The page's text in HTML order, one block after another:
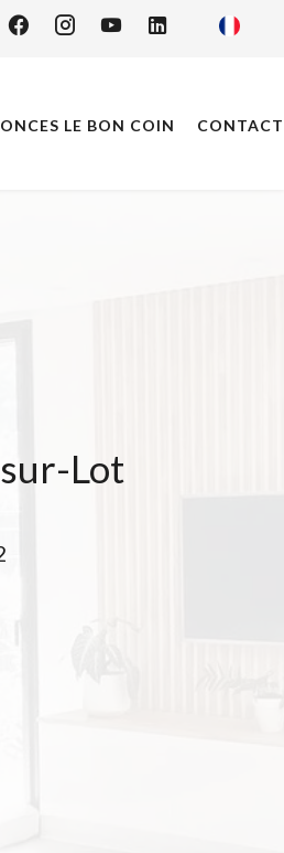
LE BON COIN CONTACT
Lot